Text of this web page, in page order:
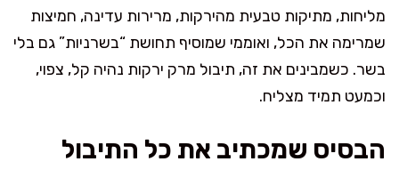
מליחות, מתיקות טבעית מהירקות, מרירות עדינה, חמיצות
שמרימה את הכל, ואוממי שמוסיף תחושת “בשרניות” גם בלי
בשר. כשמבינים את זה, תיבול מרק ירקות נהיה קל, צפוי,
וכמעט תמיד מצליח.
הבסיס שמכתיב את כל התיבול